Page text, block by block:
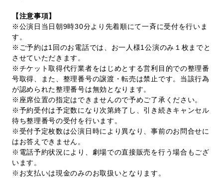
【注意事項】
※公演日当日朝9時30分より先着順にて一斉に受付を行いま
す。
※ご予約は1回のお電話では、お一人様1公演のみ１枚までと
させていただきます。
※チケット取得代行業者をはじめとする営利目的での整理番
号取得、また、整理番号の譲渡・転売は禁止です。当該行為
が認められた整理番号は無効となります。
※座席位置の指定はできませんので予めご了承ください。
※予約受付は予定数になり次第終了し、引き続きキャンセル
待ち整理番号の受付を行います。
※受付予定枚数は公演日時により異なり、事前のお問合せに
はお答えできません。
※電話予約状況により、劇場での直接販売を行う場合もござ
います。
※お支払いは現金のみのお取扱いとなります。